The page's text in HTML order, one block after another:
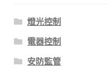
燈光控制
電器控制
安防監管